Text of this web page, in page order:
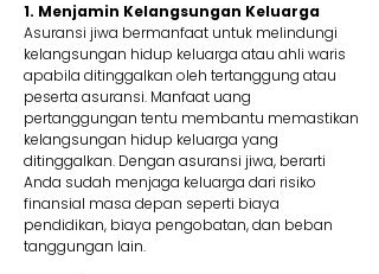
1. Menjamin Kelangsungan Keluarga
Asuransi jiwa bermanfaat untuk melindungi
kelangsungan hidup keluarga atau ahli waris
apabila ditinggalkan oleh tertanggung atau
peserta asuransi. Manfaat uang
pertanggungan tentu membantu memastikan
kelangsungan hidup keluarga yang
ditinggalkan. Dengan asuransi jiwa, berarti
Anda sudah menjaga keluarga dari risiko
finansial masa depan seperti biaya
pendidikan, biaya pengobatan, dan beban
tanggungan lain.